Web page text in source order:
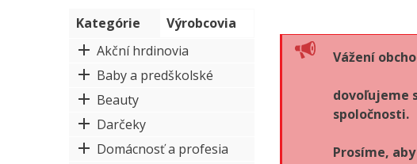
Kategórie
Výrobcovia
Akční hrdinovia
Baby a predškolské
Beauty
Darčeky
Domácnosť a profesia
Vážení
dovoľujeme
spoločnosti.
Prosíme,